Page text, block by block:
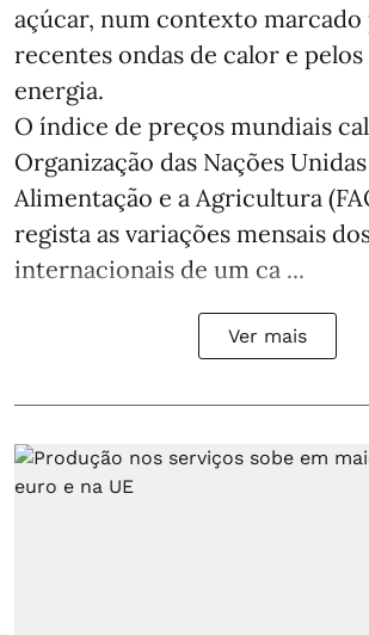
açúcar, num contexto marcado
recentes ondas de calor e
energia.
O índice de preços mundiais
Organização das Nações
Alimentação e a Agricultura
regista as variações mensais
internacionais de um ca ...
Ver mais